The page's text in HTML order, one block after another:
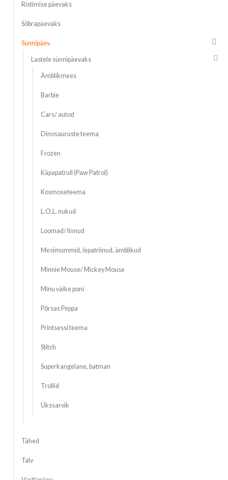
Ristimise päevaks
Sõbrapäevaks
Sünnipäev
Lastele sünnipäevaks
Ämblikmees
Barbie
Cars/ autod
Dinosauruste teema
Frozen
Käpapatrull (Paw Patrol)
Kosmoseteema
L.O.L. nukud
Loomad/ linnud
Mesimummid, lepatriinud, ämblikud
Minnie Mouse/ Mickey Mouse
Minu väike poni
Põrsas Peppa
Printsessi teema
Stitch
Superkangelane, batman
Trollid
Ükssarvik
Tähed
Talv